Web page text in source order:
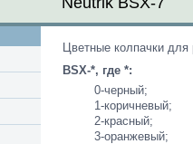
Цветные колпачки
BSX-*, где *:
0-черный;
1-коричневый;
2-красный;
3-оранжевый;